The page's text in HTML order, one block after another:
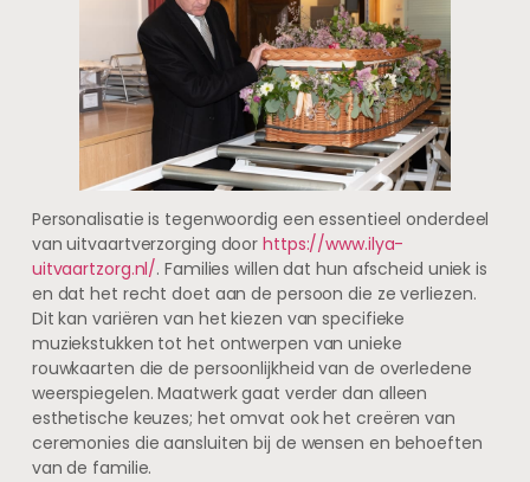
Personalisatie is tegenwoordig een essentieel onderdeel
van uitvaartverzorging doorhttps://www.ilya-
uitvaartzorg.nl/. Families willen dat hun afscheid uniek is
en dat het recht doet aan de persoon die ze verliezen.
Dit kan variëren van het kiezen van specifieke
muziekstukken tot het ontwerpen van unieke
rouwkaarten die de persoonlijkheid van de overledene
weerspiegelen. Maatwerk gaat verder dan alleen
esthetische keuzes; het omvat ook het creëren van
ceremonies die aansluiten bij de wensen en behoeften
van de familie.